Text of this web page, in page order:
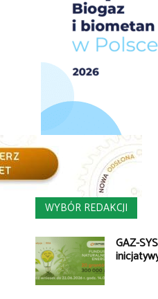
WYBÓR REDAKCJI
GAZ-